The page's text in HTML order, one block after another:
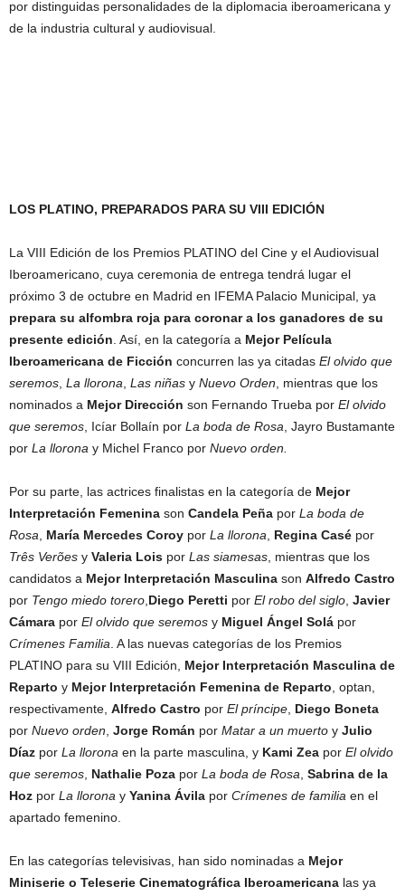
por distinguidas personalidades de la diplomacia iberoamericana y
de la industria cultural y audiovisual.
LOS PLATINO, PREPARADOS PARA SU VIII EDICIÓN
La VIII Edición de los Premios PLATINO del Cine y el Audiovisual
Iberoamericano, cuya ceremonia de entrega tendrá lugar el
próximo 3 de octubre en Madrid en IFEMA Palacio Municipal, ya
prepara su alfombra roja para coronar a los ganadores de su
presente edición. Así, en la categoría a Mejor Película
Iberoamericana de Ficción concurren las ya citadas El olvido que
seremos, La llorona, Las niñas y Nuevo Orden, mientras que los
nominados a Mejor Dirección son Fernando Trueba por El olvido
que seremos, Icíar Bollaín por La boda de Rosa, Jayro Bustamante
por La llorona y Michel Franco por Nuevo orden.
Por su parte, las actrices finalistas en la categoría de Mejor
Interpretación Femenina son Candela Peña por La boda de
Rosa, María Mercedes Coroy por La llorona, Regina Casé por
Três Verões y Valeria Lois por Las siamesas, mientras que los
candidatos a Mejor Interpretación Masculina son Alfredo Castro
por Tengo miedo torero,Diego Peretti por El robo del siglo, Javier
Cámara por El olvido que seremos y Miguel Ángel Solá por
Crímenes Familia. A las nuevas categorías de los Premios
PLATINO para su VIII Edición, Mejor Interpretación Masculina de
Reparto y Mejor Interpretación Femenina de Reparto, optan,
respectivamente, Alfredo Castro por El príncipe, Diego Boneta
por Nuevo orden, Jorge Román por Matar a un muerto y Julio
Díaz por La llorona en la parte masculina, y Kami Zea por El olvido
que seremos, Nathalie Poza por La boda de Rosa, Sabrina de la
Hoz por La llorona y Yanina Ávila por Crímenes de familia en el
apartado femenino.
En las categorías televisivas, han sido nominadas a Mejor
Miniserie o Teleserie Cinematográfica Iberoamericana las ya